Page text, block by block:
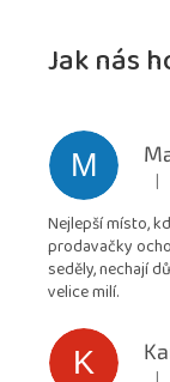
Jak nás
M |
Nejlepší místo,
prodavačky
seděly, nechají
velice milí.
K